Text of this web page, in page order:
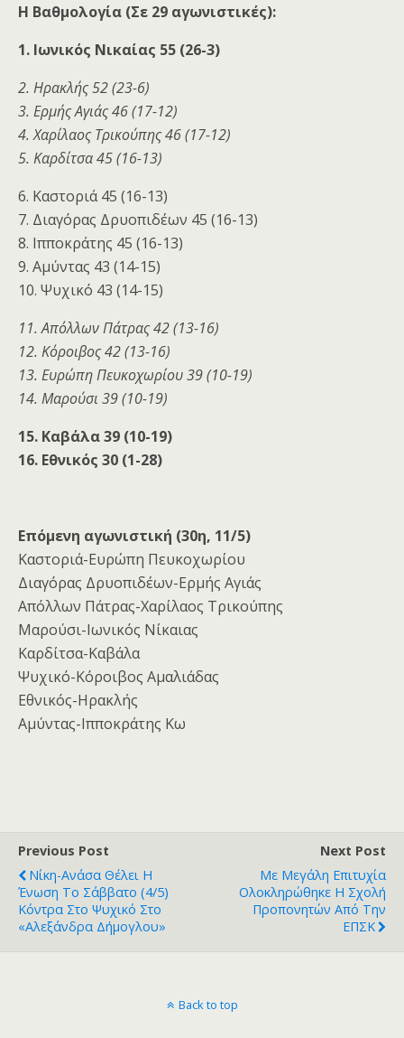
Η Βαθμολογία (Σε 29 αγωνιστικές):
1. Ιωνικός Νικαίας 55 (26-3)
2. Ηρακλής 52 (23-6)
3. Ερμής Αγιάς 46 (17-12)
4. Χαρίλαος Τρικούπης 46 (17-12)
5. Καρδίτσα 45 (16-13)
6. Καστοριά 45 (16-13)
7. Διαγόρας Δρυοπιδέων 45 (16-13)
8. Ιπποκράτης 45 (16-13)
9. Αμύντας 43 (14-15)
10. Ψυχικό 43 (14-15)
11. Απόλλων Πάτρας 42 (13-16)
12. Κόροιβος 42 (13-16)
13. Ευρώπη Πευκοχωρίου 39 (10-19)
14. Μαρούσι 39 (10-19)
15. Καβάλα 39 (10-19)
16. Εθνικός 30 (1-28)
Επόμενη αγωνιστική (30η, 11/5)
Καστοριά-Ευρώπη Πευκοχωρίου
Διαγόρας Δρυοπιδέων-Ερμής Αγιάς
Απόλλων Πάτρας-Χαρίλαος Τρικούπης
Μαρούσι-Ιωνικός Νίκαιας
Καρδίτσα-Καβάλα
Ψυχικό-Κόροιβος Αμαλιάδας
Εθνικός-Ηρακλής
Αμύντας-Ιπποκράτης Κω
Previous Post
Νίκη-Ανάσα Θέλει Η
Ένωση Το Σάββατο (4/5)
Κόντρα Στο Ψυχικό Στο
«Αλεξάνδρα Δήμογλου»
Next Post
Με Μεγάλη Επιτυχία
Ολοκληρώθηκε Η Σχολή
Προπονητών Από Την
ΕΠΣΚ
Back to top